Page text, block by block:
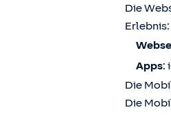
Die
Erlebnis:
Apps:
Die
Die